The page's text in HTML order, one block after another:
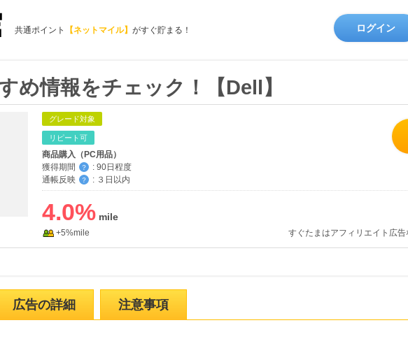
共通ポイント 【ネットマイル】 がすぐ貯まる！ ログイン
め情報をチェック！【Dell】
グレード対象
リピート可
商品購入（PC用品）
獲得期間
？ : 90日程度
通帳反映
？ : ３日以内
4.0%
+5%mile すぐたまはアフィリエイト広
広告の詳細 注意事項